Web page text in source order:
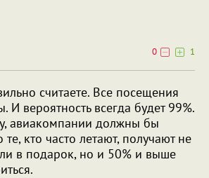
0
1
считаете. Все посещения
И вероятность всегда будет 99%.
авиакомпании должны бы
те, кто часто летают, получают не
в подарок, но и 50% и выше